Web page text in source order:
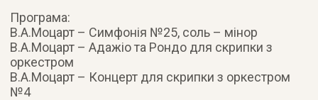
Програма:
В.А.Моцарт – Симфонія №25, соль – мінор
В.А.Моцарт – Адажіо та Рондо для скрипки з
оркестром
В.А.Моцарт – Концерт для скрипки з оркестром
№4